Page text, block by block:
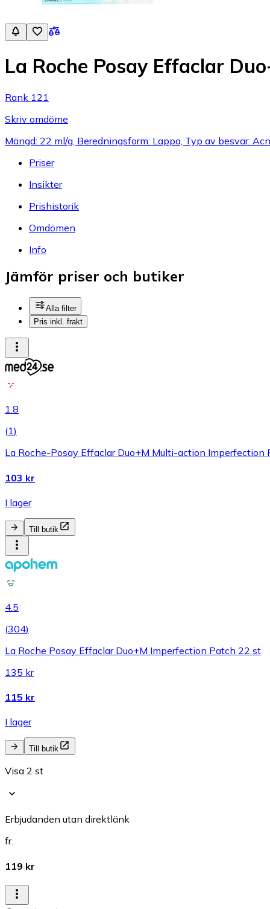
La Roche Posay Effaclar
Rank 121
Skriv omdöme
Mängd: 22 ml/g, Beredningsform: Lappa, Typ av besvär:
Priser
Insikter
Prishistorik
Omdömen
Info
Jämför priser och butiker
Alla filter
Pris inkl. frakt
1.8
(1)
La Roche-Posay Effaclar Duo+M Multi-action Imperfection
103 kr
I lager
Till butik
4.5
(304)
La Roche Posay Effaclar Duo+M Imperfection Patch 22 st
135 kr
115 kr
I lager
Till butik
Visa 2 st
Erbjudanden utan direktlänk
fr.
119 kr